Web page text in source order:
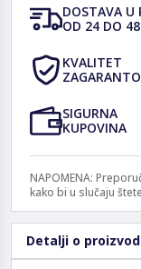
DOSTAVA U
OD 24 DO
KVALITET
SIGURNA
KUPOVINA
NAPOMENA:
kako bi u slučaju
Detalji o